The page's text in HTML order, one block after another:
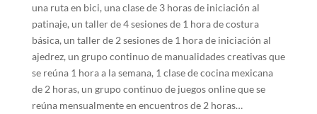
una ruta en bici, una clase de 3 horas de iniciación al
patinaje, un taller de 4 sesiones de 1 hora de costura
básica, un taller de 2 sesiones de 1 hora de iniciación al
ajedrez, un grupo continuo de manualidades creativas que
se reúna 1 hora a la semana, 1 clase de cocina mexicana
de 2 horas, un grupo continuo de juegos online que se
reúna mensualmente en encuentros de 2 horas…